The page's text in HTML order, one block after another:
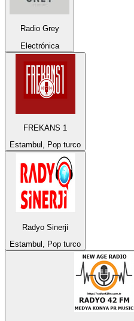
Radio Grey
Electrónica
FREKANS 1
Estambul, Pop turco
Radyo Sinerji
Estambul, Pop turco